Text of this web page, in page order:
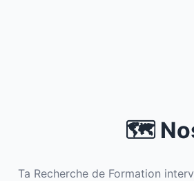
🗺️
Ta Recherche de Formation